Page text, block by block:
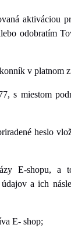
aktiváciou
odobratím
v platnom
, s miestom
heslo
E-shopu, a
a ich
E-shop;